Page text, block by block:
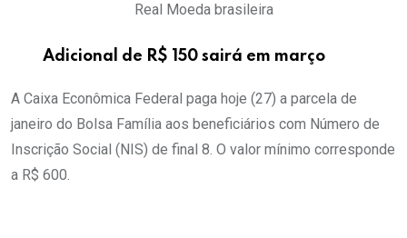
Real Moeda brasileira
Adicional de R$ 150 sairá em março
A Caixa Econômica Federal paga hoje (27) a parcela de
janeiro do Bolsa Família aos beneficiários com Número de
Inscrição Social (NIS) de final 8. O valor mínimo corresponde
a R$ 600.